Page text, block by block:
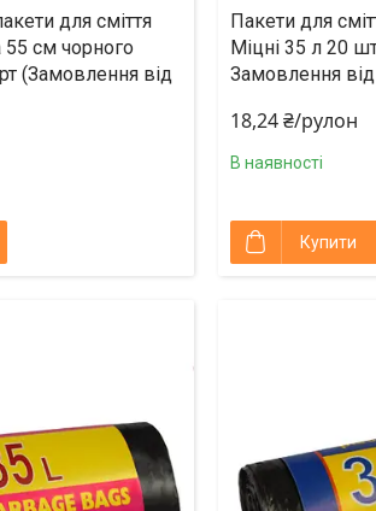
для сміття
см чорного
(Замовлення від
Пакети для
Міцні 35 л 20
Замовлення
18,24 ₴/рулон
В наявності
Купити